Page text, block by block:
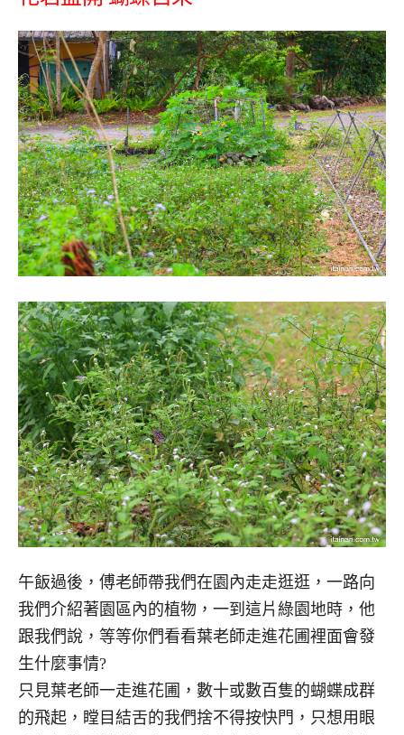
午飯過後，傅老師帶我們在園內走走逛逛，一路向
我們介紹著園區內的植物，一到這片綠園地時，他
跟我們說，等等你們看看葉老師走進花圃裡面會發
生什麼事情?
只見葉老師一走進花圃，數十或數百隻的蝴蝶成群
的飛起，瞠目結舌的我們捨不得按快門，只想用眼